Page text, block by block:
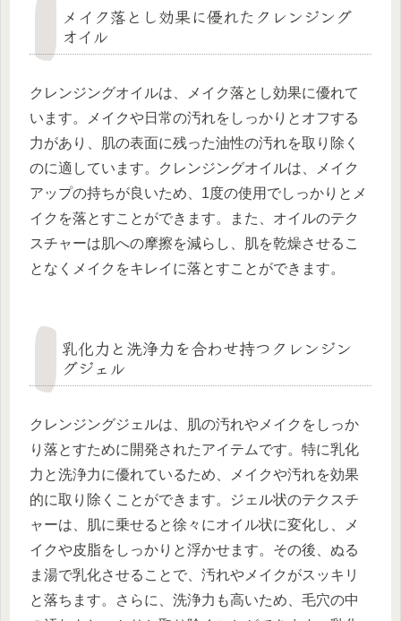
メイク落とし効果に優れたクレンジング
オイル
クレンジングオイルは、メイク落とし効果に優れて
います。メイクや日常の汚れをしっかりとオフする
力があり、肌の表面に残った油性の汚れを取り除く
のに適しています。クレンジングオイルは、メイク
アップの持ちが良いため、1度の使用でしっかりとメ
イクを落とすことができます。また、オイルのテク
スチャーは肌への摩擦を減らし、肌を乾燥させるこ
となくメイクをキレイに落とすことができます。
乳化力と洗浄力を合わせ持つクレンジン
グジェル
クレンジングジェルは、肌の汚れやメイクをしっか
り落とすために開発されたアイテムです。特に乳化
力と洗浄力に優れているため、メイクや汚れを効果
的に取り除くことができます。ジェル状のテクスチ
ャーは、肌に乗せると徐々にオイル状に変化し、メ
イクや皮脂をしっかりと浮かせます。その後、ぬる
ま湯で乳化させることで、汚れやメイクがスッキリ
と落ちます。さらに、洗浄力も高いため、毛穴の中